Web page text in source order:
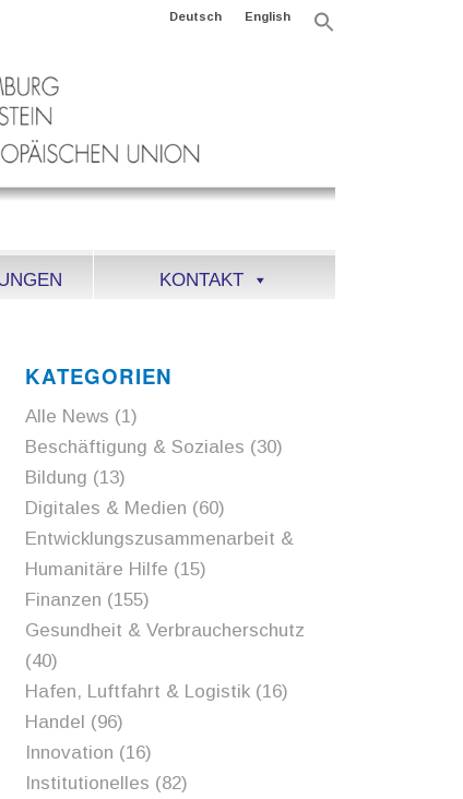
Deutsch English
KONTAKT
KATEGORIEN
Alle News (1)
Beschäftigung & Soziales (30)
Bildung (13)
Digitales & Medien (60)
Entwicklungszusammenarbeit &
Humanitäre Hilfe (15)
Finanzen (155)
Gesundheit & Verbraucherschutz
(40)
Hafen, Luftfahrt & Logistik(16)
Handel (96)
Innovation (16)
Institutionelles (82)